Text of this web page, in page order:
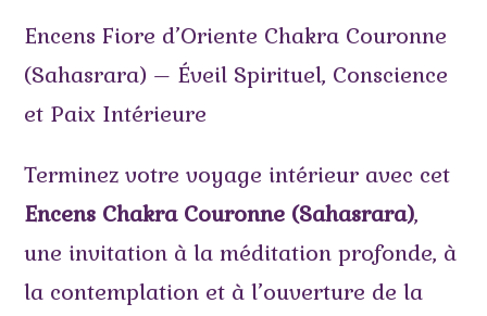
Encens Fiore d’Oriente Chakra Couronne
(Sahasrara) – Éveil Spirituel, Conscience
et Paix Intérieure
Terminez votre voyage intérieur avec cet
Encens Chakra Couronne (Sahasrara),
une invitation à la méditation profonde, à
la contemplation et à l’ouverture de la